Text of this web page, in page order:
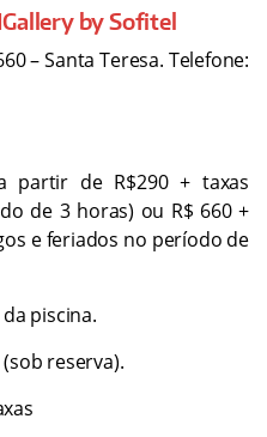
by Sofitel
– Santa Teresa. Telefone:
partir de R$290 + taxas
de 3 horas) ou R$ 660 +
e feriados no período de
piscina.
reserva).